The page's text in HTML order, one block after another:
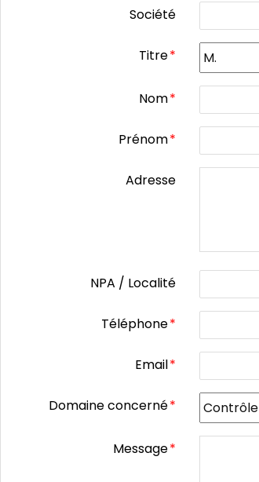
Société
Titre*
Nom*
Prénom*
Adresse
NPA / Localité
Téléphone*
Email*
Domaine concerné*
Message*